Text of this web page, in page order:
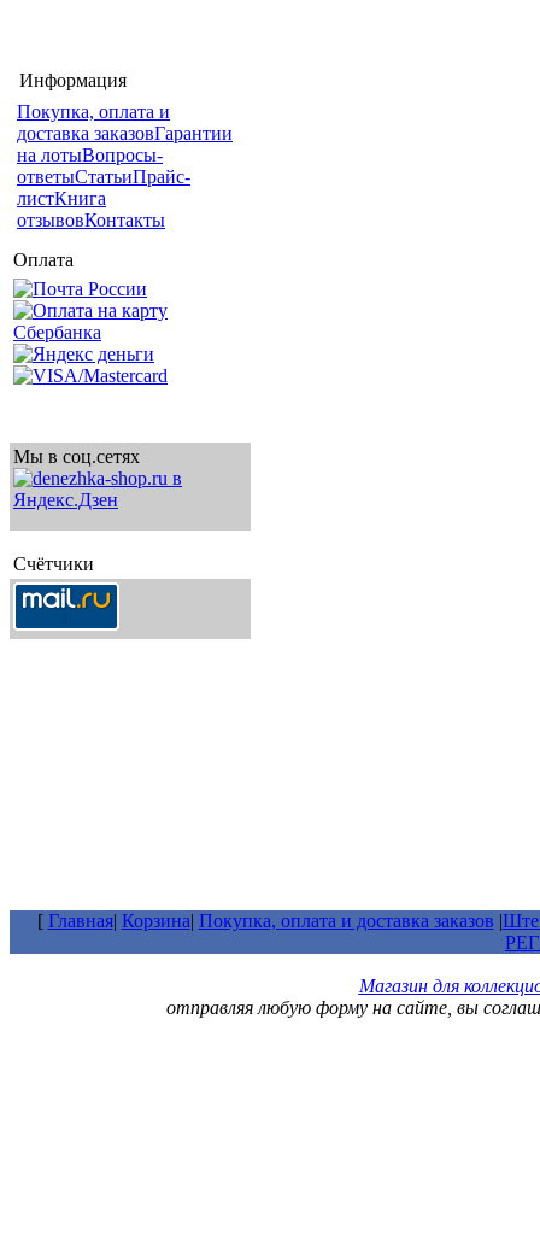
Информация
Покупка, оплата и
доставка заказовГарантии
на лотыВопросы-
ответыСтатьиПрайс-
листКнига
отзывовКонтакты
Оплата
Мы в соц.сетях
Счётчики
[ Главная| Корзина| Покупка, оплата и доставка заказов |
Магазин для
отправляя любую форму на сайте, вы